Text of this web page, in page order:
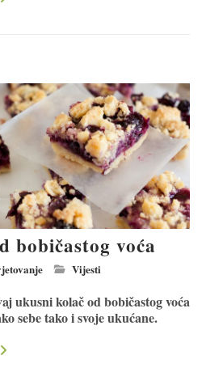
bobičastog voća
Vijesti
ukusni kolač od bobičastog voća
sebe tako i svoje ukućane.